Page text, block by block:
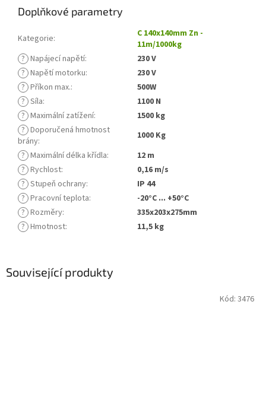
Související produkty
Kód: 3476
Doplňkové parametry
Kategorie:
C 140x140mm Zn -
11m/1000kg
? Napájecí napětí:
230 V
? Napětí motorku:
230 V
? Příkon max.:
500W
? Síla:
1100 N
? Maximální zatížení:
1500 kg
? Doporučená hmotnost
brány:
1000 Kg
? Maximální délka křídla:
12 m
? Rychlost:
0,16 m/s
? Stupeň ochrany:
IP 44
? Pracovní teplota:
-20°C ... +50°C
? Rozměry:
335x203x275mm
? Hmotnost: 11,5 kg